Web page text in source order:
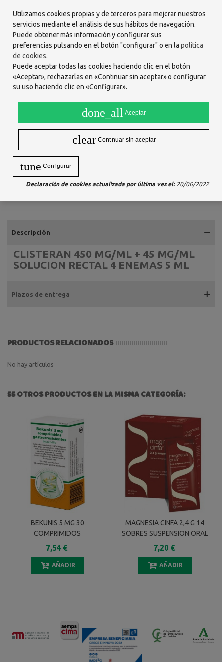
957 482 404
O escríbenos por WhastApp
618 085 736
Descripción
CLISTERAN 450 MG/ML + 45 MG/ML
SOLUCION RECTAL 4 ENEMAS 5 ML
Plazos de entrega
PRODUCTOS RELACIONADOS
No hay artículos
55 OTROS PRODUCTOS EN LA MISMA CATEGORÍA:
BEKUNIS 5 MG 30
COMPRIMIDOS
GASTRORESISTENTES
7,54 €
AÑADIR
MAGNESIA CINFA 2,4 G 14
SOBRES SUSPENSION ORAL
12 Ml
7,20 €
AÑADIR
Utilizamos cookies propias y de terceros para mejorar nuestros
servicios mediante el análisis de sus hábitos de navegación.
Puede obtener más información y configurar sus
preferencias pulsando en el botón "configurar" o en la política
de cookies.
Puede aceptar todas las cookies haciendo clic en el botón
«Aceptar», rechazarlas en «Continuar sin aceptar» o configurar
su uso haciendo clic en «Configurar».
done_all Aceptar
clear Continuar sin aceptar
tune Configurar
Declaración de cookies actualizada por última vez el:20/06/2022